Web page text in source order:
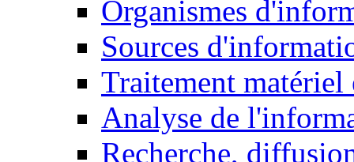
Organismes
Sources
Traitement matériel
Analyse de
Recherche,